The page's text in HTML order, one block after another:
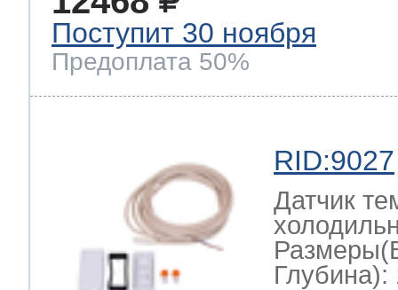
Поступит 30 ноября
Предоплата 50%
RID:9027
Датчик
Глубина):